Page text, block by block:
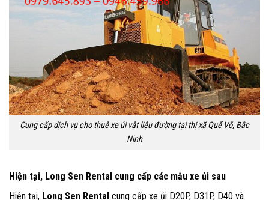
Cung cấp dịch vụ cho thuê xe ủi vật liệu đường tại thị xã Quế Võ, Bắc
Ninh
Hiện tại, Long Sen Rental cung cấp các mẫu xe ủi sau
Hiện tại, Long Sen Rental cung cấp xe ủi D20P, D31P, D40 và